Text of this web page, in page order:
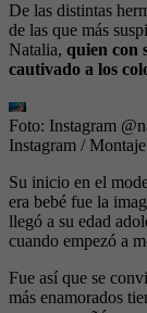
De las distintas
de las que más
Natalia, quien con
cautivado a los
Foto: Instagram
Instagram / Montaje
Su inicio en el
era bebé fue la
llegó a su edad
cuando empezó a
Fue así que se
más enamorados